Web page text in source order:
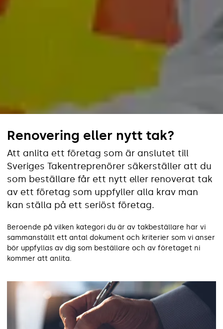
Renovering eller nytt tak?
Att anlita ett företag som är anslutet till
Sveriges Takentreprenörer säkerställer att du
som beställare får ett nytt eller renoverat tak
av ett företag som uppfyller alla krav man
kan ställa på ett seriöst företag.
Beroende på vilken kategori du är av takbeställare har vi
sammanställt ett antal dokument och kriterier som vi anser
bör uppfyllas av dig som beställare och av företaget ni
kommer att anlita.